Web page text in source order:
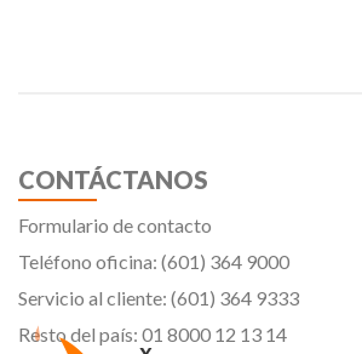
CONTÁCTANOS
Formulario de contacto
Teléfono oficina: (601) 364 9000
Servicio al cliente: (601) 364 9333
Resto del país: 01 8000 12 13 14